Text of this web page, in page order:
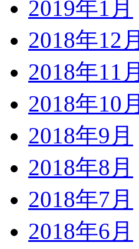
2019年1月
2018年12月
2018年11月
2018年10月
2018年9月
2018年8月
2018年7月
2018年6月